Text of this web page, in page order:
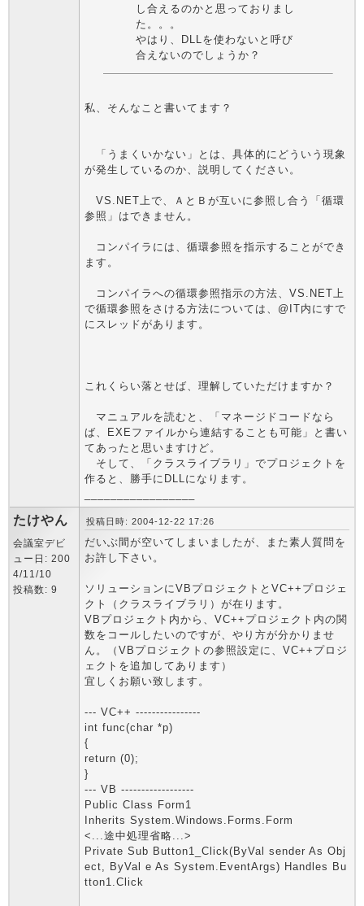
し合えるのかと思っておりまし
た。。。
やはり、DLLを使わないと呼び
合えないのでしょうか？
私、そんなこと書いてます？
「うまくいかない」とは、具体的にどういう現象
が発生しているのか、説明してください。
VS.NET上で、ＡとＢが互いに参照し合う「循環
参照」はできません。
コンパイラには、循環参照を指示することができ
ます。
コンパイラへの循環参照指示の方法、VS.NET上
で循環参照をさける方法については、@IT内にすで
にスレッドがあります。
これくらい落とせば、理解していただけますか？
マニュアルを読むと、「マネージドコードなら
ば、EXEファイルから連結することも可能」と書い
てあったと思いますけど。
そして、「クラスライブラリ」でプロジェクトを
作ると、勝手にDLLになります。
たけやん
会議室デビ
ュー日: 200
4/11/10
投稿数: 9
投稿日時: 2004-12-22 17:26
だいぶ間が空いてしまいましたが、また素人質問を
お許し下さい。
ソリューションにVBプロジェクトとVC++プロジェ
クト（クラスライブラリ）が在ります。
VBプロジェクト内から、VC++プロジェクト内の関
数をコールしたいのですが、やり方が分かりませ
ん。（VBプロジェクトの参照設定に、VC++プロジ
ェクトを追加してあります）
宜しくお願い致します。
--- VC++ ----------------
int func(char *p)
{
return (0);
}
--- VB ------------------
Public Class Form1
Inherits System.Windows.Forms.Form
<...途中処理省略...>
Private Sub Button1_Click(ByVal sender As Obj
ect, ByVal e As System.EventArgs) Handles Bu
tton1.Click